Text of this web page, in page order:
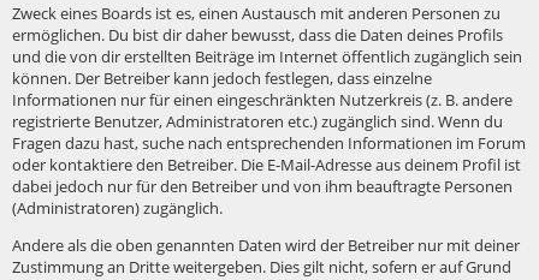
Zweck eines Boards ist es, einen Austausch mit anderen Personen zu
ermöglichen. Du bist dir daher bewusst, dass die Daten deines Profils
und die von dir erstellten Beiträge im Internet öffentlich zugänglich sein
können. Der Betreiber kann jedoch festlegen, dass einzelne
Informationen nur für einen eingeschränkten Nutzerkreis (z. B. andere
registrierte Benutzer, Administratoren etc.) zugänglich sind. Wenn du
Fragen dazu hast, suche nach entsprechenden Informationen im Forum
oder kontaktiere den Betreiber. Die E-Mail-Adresse aus deinem Profil ist
dabei jedoch nur für den Betreiber und von ihm beauftragte Personen
(Administratoren) zugänglich.
Andere als die oben genannten Daten wird der Betreiber nur mit deiner
Zustimmung an Dritte weitergeben. Dies gilt nicht, sofern er auf Grund